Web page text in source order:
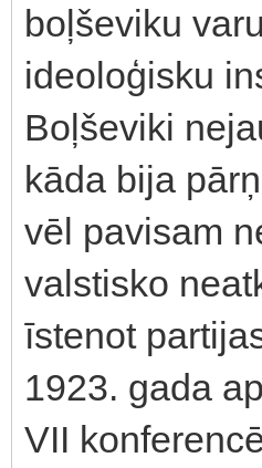
boļševiku
ideoloģisku
Boļševiki
kāda bija
vēl pavisam
valstisko
īstenot
1923. gada
VII